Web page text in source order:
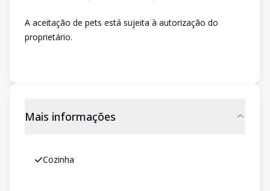
A aceitação de pets está sujeita à autorização do
proprietário.
Mais informações
Cozinha